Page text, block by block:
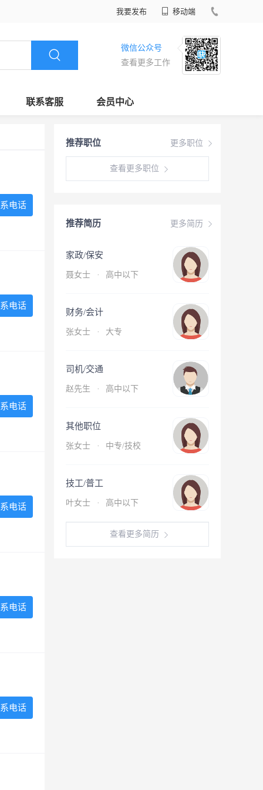
我要发布 移动端
微信公众号
查看更多工作
联系客服 会员中心
更多职位
推荐职位
查看更多职位
更多简历
推荐简历
家政/保安
聂女士 · 高中以下
财务/会计
张女士 · 大专
司机/交通
赵先生 · 高中以下
其他职位
张女士 · 中专/技校
技工/普工
叶女士 · 高中以下
查看更多简历
电话
电话
电话
电话
电话
电话